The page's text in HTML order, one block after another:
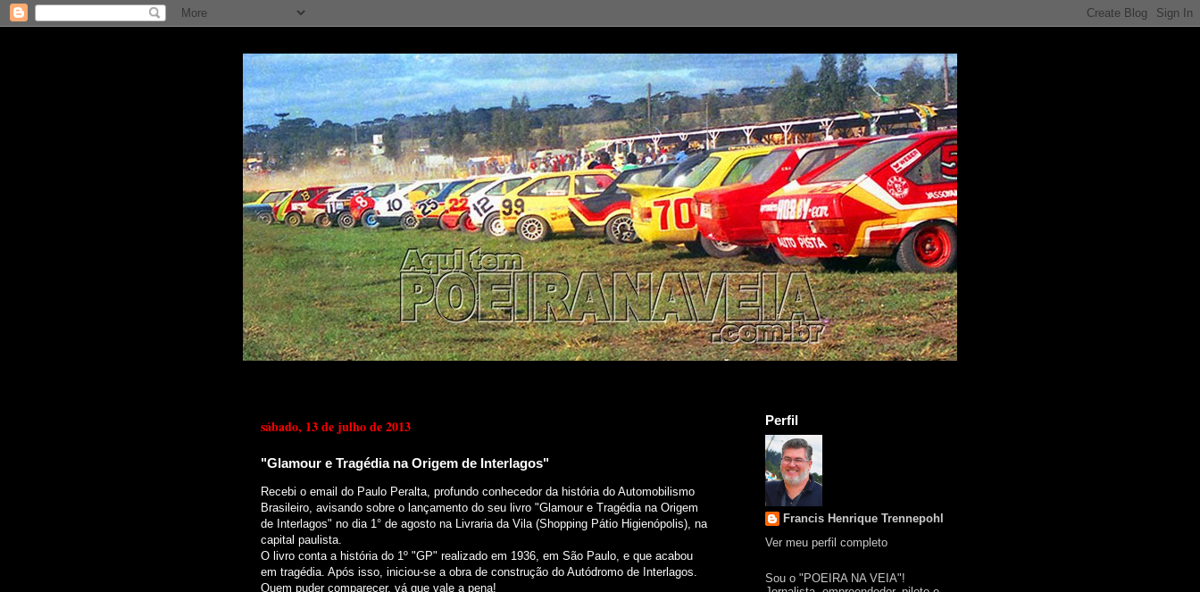
sábado, 13 de julho de 2013
"Glamour e Tragédia na Origem de Interlagos"
Recebi o email do Paulo Peralta, profundo conhecedor da história do Automobilismo
Brasileiro, avisando sobre o lançamento do seu livro "Glamour e Tragédia na Origem
de Interlagos" no dia 1° de agosto na Livraria da Vila (Shopping Pátio Higienópolis), na
capital paulista.
O livro conta a história do 1º "GP" realizado em 1936, em São Paulo, e que acabou
em tragédia. Após isso, iniciou-se a obra de construção do Autódromo de Interlagos.
Quem puder comparecer, vá que vale a pena!
Perfil
Francis Henrique Trennepohl
Ver meu perfil completo
Sou o "POEIRA NA VEIA"!